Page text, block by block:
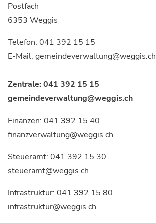
Postfach
6353 Weggis
Telefon: 041 392 15 15
E-Mail: gemeindeverwaltung@weggis.ch
Zentrale: 041 392 15 15
gemeindeverwaltung@weggis.ch
Finanzen: 041 392 15 40
finanzverwaltung@weggis.ch
Steueramt: 041 392 15 30
steueramt@weggis.ch
Infrastruktur: 041 392 15 80
infrastruktur@weggis.ch